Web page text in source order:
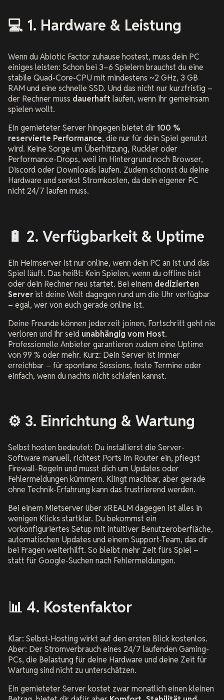
💻 1. Hardware & Leistung
Wenn du Abiotic Factor zuhause hostest, muss dein PC
einiges leisten: Schon bei 3–6 Spielern brauchst du eine
stabile Quad-Core-CPU mit mindestens ~2 GHz, 3 GB
RAM und eine schnelle SSD. Und das nicht nur kurzfristig –
der Rechner muss dauerhaftlaufen, wenn ihr gemeinsam
spielen wollt.
Ein gemieteter Server hingegen bietet dir 100 %
reservierte Performance, die nur für dein Spiel genutzt
wird. Keine Sorge um Überhitzung, Ruckler oder
Performance-Drops, weil im Hintergrund noch Browser,
Discord oder Downloads laufen. Zudem schonst du deine
Hardware und senkst Stromkosten, da dein eigener PC
nicht 24/7 laufen muss.
🔋 2. Verfügbarkeit & Uptime
Ein Heimserver ist nur online, wenn dein PC an ist und das
Spiel läuft. Das heißt: Kein Spielen, wenn du offline bist
oder dein Rechner neu startet. Bei einem dedizierten
Serverist deine Welt dagegen rund um die Uhr verfügbar
– egal, wer von euch gerade online ist.
Deine Freunde können jederzeit joinen, Fortschritt geht nie
verloren und ihr seid unabhängig vom Host.
Professionelle Anbieter garantieren zudem eine Uptime
von 99 % oder mehr. Kurz: Dein Server ist immer
erreichbar – für spontane Sessions, feste Termine oder
einfach, wenn du nachts nicht schlafen kannst.
⚙️ 3. Einrichtung & Wartung
Selbst hosten bedeutet: Du installierst die Server-
Software manuell, richtest Ports im Router ein, pflegst
Firewall-Regeln und musst dich um Updates oder
Fehlermeldungen kümmern. Klingt machbar, aber gerade
ohne Technik-Erfahrung kann das frustrierend werden.
Bei einem Mietserver über xREALM dagegen ist alles in
wenigen Klicks startklar. Du bekommst ein
vorkonfiguriertes Setup mit intuitiver Benutzeroberfläche,
automatischen Updates und einem Support-Team, das dir
bei Fragen weiterhilft. So bleibt mehr Zeit fürs Spiel –
statt für Google-Suchen nach Fehlermeldungen.
📊 4. Kostenfaktor
Klar: Selbst-Hosting wirkt auf den ersten Blick kostenlos.
Aber: Der Stromverbrauch eines 24/7 laufenden Gaming-
PCs, die Belastung für deine Hardware und deine Zeit für
Wartung sind nicht zu unterschätzen.
Ein gemieteter Server kostet zwar monatlich einen kleinen